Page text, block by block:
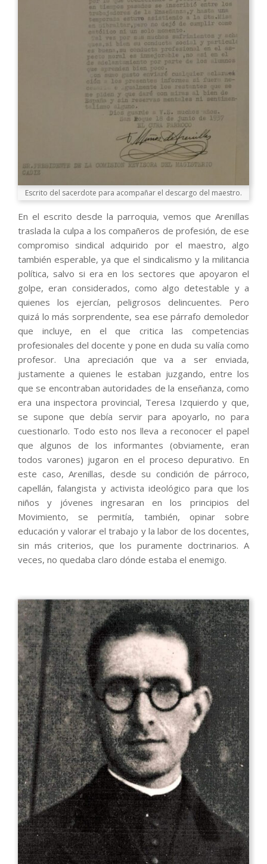
Escrito del sacerdote para acompañar el descargo del maestro.
En el escrito desde la parroquia, vemos que Arenillas
traslada la culpa a los compañeros de profesión, de ese
compromiso sindical adquirido por el maestro, algo
también esperable, ya que el sindicalismo y la militancia
política, salvo si era en los sectores que apoyaron el
golpe, eran considerados, como algo detestable y a
quienes los ejercían, peligrosos delincuentes. Pero
quizá lo más sorprendente, sea ese párrafo demoledor
que incluye, en el que critica las competencias
profesionales del docente y pone en duda su valía como
profesor. Una apreciación que va a ser enviada,
justamente a quienes le estaban juzgando, entre los
que se encontraban autoridades de la enseñanza, como
era una inspectora provincial, Teresa Izquierdo y que,
se supone que debía servir para apoyarlo, no para
cuestionarlo. Todo esto nos lleva a reconocer el papel
que algunos de los informantes (obviamente, eran
todos varones) jugaron en el proceso depurativo. En
este caso, Arenillas, desde su condición de párroco,
capellán, falangista y activista ideológico para que los
niños y jóvenes ingresaran en los principios del
Movimiento, se permitía, también, opinar sobre
educación y valorar el trabajo y la labor de los docentes,
sin más criterios, que los puramente doctrinarios. A
veces, no quedaba claro dónde estaba el enemigo.